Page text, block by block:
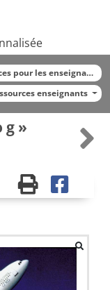
pour les enseignants
enseignants
g »